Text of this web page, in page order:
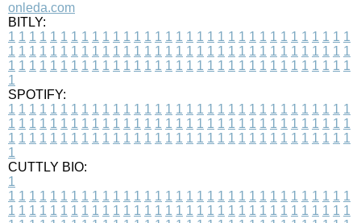
onleda.com
BITLY:
1 1 1 1 1 1 1 1 1 1 1 1 1 1 1 1 1 1 1 1 1 1 1 1 1 1 1 1 1 1 1 1 1
1 1 1 1 1 1 1 1 1 1 1 1 1 1 1 1 1 1 1 1 1 1 1 1 1 1 1 1 1 1 1 1 1
1 1 1 1 1 1 1 1 1 1 1 1 1 1 1 1 1 1 1 1 1 1 1 1 1 1 1 1 1 1 1 1 1
1
SPOTIFY:
1 1 1 1 1 1 1 1 1 1 1 1 1 1 1 1 1 1 1 1 1 1 1 1 1 1 1 1 1 1 1 1 1
1 1 1 1 1 1 1 1 1 1 1 1 1 1 1 1 1 1 1 1 1 1 1 1 1 1 1 1 1 1 1 1 1
1 1 1 1 1 1 1 1 1 1 1 1 1 1 1 1 1 1 1 1 1 1 1 1 1 1 1 1 1 1 1 1 1
1
CUTTLY BIO:
1
1 1 1 1 1 1 1 1 1 1 1 1 1 1 1 1 1 1 1 1 1 1 1 1 1 1 1 1 1 1 1 1 1
1 1 1 1 1 1 1 1 1 1 1 1 1 1 1 1 1 1 1 1 1 1 1 1 1 1 1 1 1 1 1 1 1